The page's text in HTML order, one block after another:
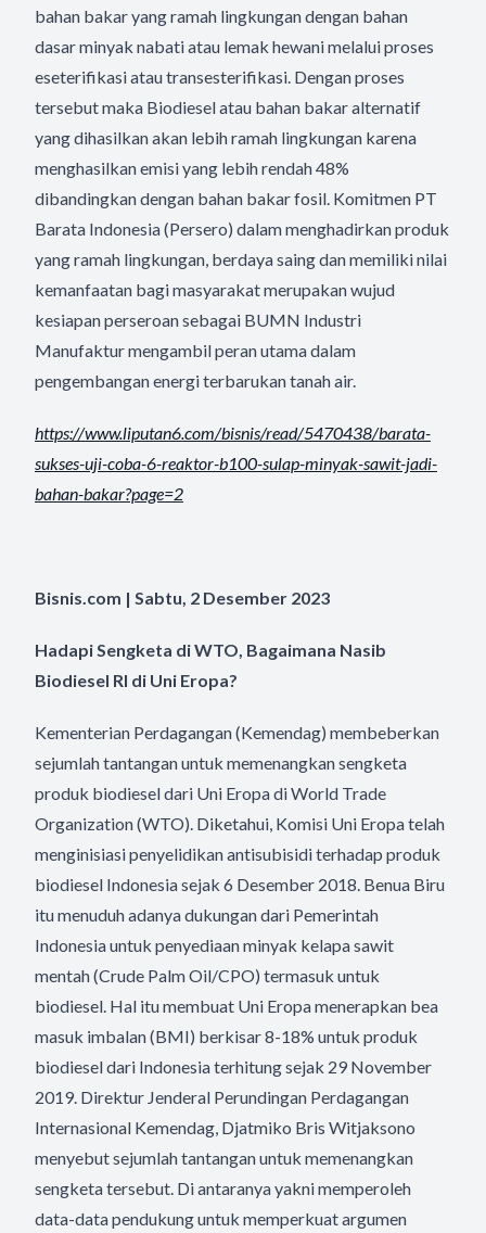
bahan bakar yang ramah lingkungan dengan bahan
dasar minyak nabati atau lemak hewani melalui proses
eseterifikasi atau transesterifikasi. Dengan proses
tersebut maka Biodiesel atau bahan bakar alternatif
yang dihasilkan akan lebih ramah lingkungan karena
menghasilkan emisi yang lebih rendah 48%
dibandingkan dengan bahan bakar fosil. Komitmen PT
Barata Indonesia (Persero) dalam menghadirkan produk
yang ramah lingkungan, berdaya saing dan memiliki nilai
kemanfaatan bagi masyarakat merupakan wujud
kesiapan perseroan sebagai BUMN Industri
Manufaktur mengambil peran utama dalam
pengembangan energi terbarukan tanah air.
https://www.liputan6.com/bisnis/read/5470438/barata-
sukses-uji-coba-6-reaktor-b100-sulap-minyak-sawit-jadi-
bahan-bakar?page=2
Bisnis.com | Sabtu, 2 Desember 2023
Hadapi Sengketa di WTO, Bagaimana Nasib
Biodiesel RI di Uni Eropa?
Kementerian Perdagangan (Kemendag) membeberkan
sejumlah tantangan untuk memenangkan sengketa
produk biodiesel dari Uni Eropa di World Trade
Organization (WTO). Diketahui, Komisi Uni Eropa telah
menginisiasi penyelidikan antisubisidi terhadap produk
biodiesel Indonesia sejak 6 Desember 2018. Benua Biru
itu menuduh adanya dukungan dari Pemerintah
Indonesia untuk penyediaan minyak kelapa sawit
mentah (Crude Palm Oil/CPO) termasuk untuk
biodiesel. Hal itu membuat Uni Eropa menerapkan bea
masuk imbalan (BMI) berkisar 8-18% untuk produk
biodiesel dari Indonesia terhitung sejak 29 November
2019. Direktur Jenderal Perundingan Perdagangan
Internasional Kemendag, Djatmiko Bris Witjaksono
menyebut sejumlah tantangan untuk memenangkan
sengketa tersebut. Di antaranya yakni memperoleh
data-data pendukung untuk memperkuat argumen